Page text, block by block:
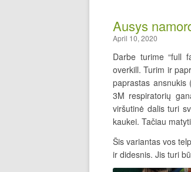
Ausys
April 10, 2020
Darbe turime “full
overkill. Turim ir
paprastas ansnukis
3M respiratorių
viršutinė dalis turi
kaukei. Tačiau
Šis variantas vos
ir didesnis. Jis turi